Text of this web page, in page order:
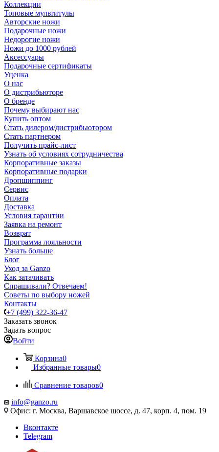
Коллекции
Топовые мультитулы
Авторские ножи
Подарочные ножи
Недорогие ножи
Ножи до 1000 рублей
Аксессуары
Подарочные сертификаты
Уценка
О нас
О дистрибьюторе
О бренде
Почему выбирают нас
Купить оптом
Стать дилером/дистрибьютором
Стать партнером
Получить прайс-лист
Узнать об условиях сотрудничества
Корпоративные заказы
Корпоративные подарки
Дропшиппинг
Сервис
Оплата
Доставка
Условия гарантии
Заявка на ремонт
Возврат
Программа лояльности
Узнать больше
Блог
Уход за Ganzo
Как затачивать
Спрашивали? Отвечаем!
Советы по выбору ножей
Контакты
+7 (499) 322-36-47
Заказать звонок
Задать вопрос
Войти
Корзина0
Избранные товары0
Сравнение товаров0
info@ganzo.ru
Офис: г. Москва, Варшавское шоссе, д. 47, корп. 4, пом. 19
Вконтакте
Telegram